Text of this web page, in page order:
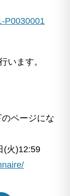
P0030001
います。
のページにな
(火)12:59